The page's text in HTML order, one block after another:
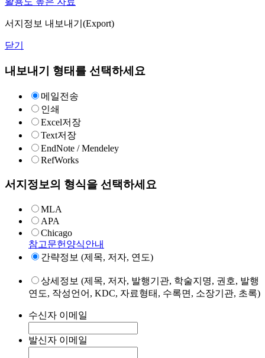
서지정보 내보내기(Export)
닫기
내보내기 형태를 선택하세요
메일전송
인쇄
Excel저장
Text저장
EndNote / Mendeley
RefWorks
서지정보의 형식을 선택하세요
MLA
APA
Chicago
참고문헌양식안내
간략정보 (제목, 저자, 연도)
상세정보 (제목, 저자, 발행기관, 학술지명, 권호, 발행
연도, 작성언어, KDC, 자료형태, 수록면, 소장기관, 초록)
수신자 이메일
발신자 이메일